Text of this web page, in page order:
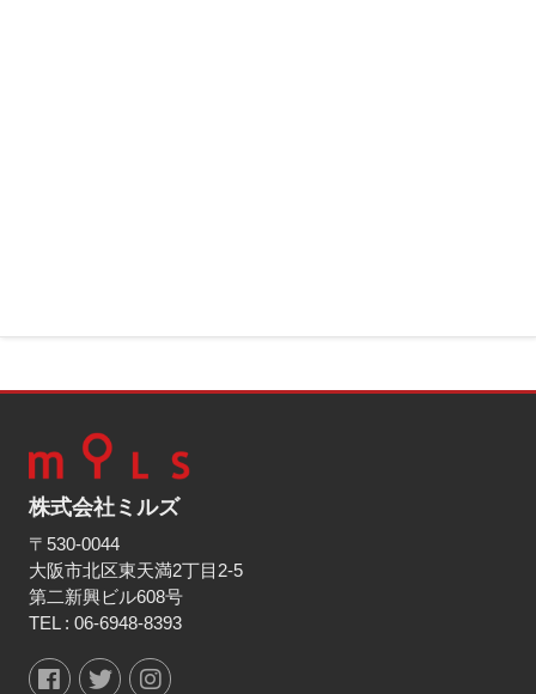
株式会社ミルズ
〒530-0044
大阪市北区東天満2丁目2-5
第二新興ビル608号
TEL : 06-6948-8393